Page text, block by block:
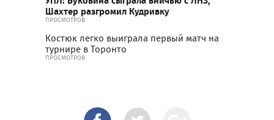
Шахтер разгромил Кудривку
ПРОСМОТРОВ
Костюк легко выиграла первый матч на
турнире в Торонто
ПРОСМОТРОВ